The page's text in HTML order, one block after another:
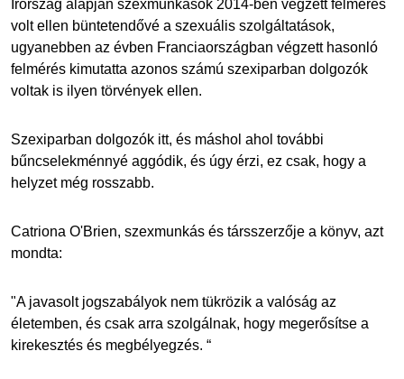
Írország alapján szexmunkások 2014-ben végzett felmérés
volt ellen büntetendővé a szexuális szolgáltatások,
ugyanebben az évben Franciaországban végzett hasonló
felmérés kimutatta azonos számú szexiparban dolgozók
voltak is ilyen törvények ellen.
Szexiparban dolgozók itt, és máshol ahol további
bűncselekménnyé aggódik, és úgy érzi, ez csak, hogy a
helyzet még rosszabb.
Catriona O'Brien, szexmunkás és társszerzője a könyv, azt
mondta:
"A javasolt jogszabályok nem tükrözik a valóság az
életemben, és csak arra szolgálnak, hogy megerősítse a
kirekesztés és megbélyegzés. “